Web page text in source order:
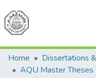
Home